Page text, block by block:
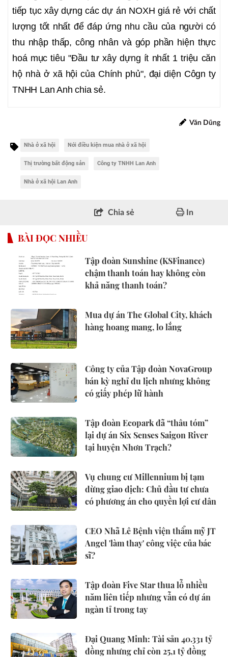
tiếp tục xây dựng các dự án NOXH giá rẻ với chất
lượng tốt nhất để đáp ứng nhu cầu của người có
thu nhập thấp, công nhân và góp phần hiện thực
hoá mục tiêu "Đầu tư xây dựng ít nhất 1 triệu căn
hộ nhà ở xã hội của Chính phủ", đại diện Côgn ty
TNHH Lan Anh chia sẻ.
Văn Dũng
Nhà ở xã hội Nới điều kiện mua nhà ở xã hội
Thị trường bất động sản Công ty TNHH Lan Anh
Nhà ở xã hội Lan Anh
Chia sẻ In
BÀI ĐỌC NHIỀU
Tập đoàn Sunshine (KSFinance)
chậm thanh toán hay không còn
khả năng thanh toán?
Mua dự án The Global City, khách
hàng hoang mang, lo lắng
Công ty của Tập đoàn NovaGroup
bán kỳ nghỉ du lịch nhưng không
có giấy phép lữ hành
Tập đoàn Ecopark đã “thâu tóm”
lại dự án Six Senses Saigon River
tại huyện Nhơn Trạch?
Vụ chung cư Millennium bị tạm
dừng giao dịch: Chủ đầu tư chưa
có phương án cho quyền lợi cư dân
CEO Nhã Lê Bệnh viện thẩm mỹ JT
Angel 'làm thay' công việc của bác
sĩ?
Tập đoàn Five Star thua lỗ nhiều
năm liên tiếp nhưng vẫn có dự án
ngàn tỉ trong tay
Đại Quang Minh: Tài sản 40.331 tỷ
đồng nhưng chỉ còn 25,1 tỷ đồng